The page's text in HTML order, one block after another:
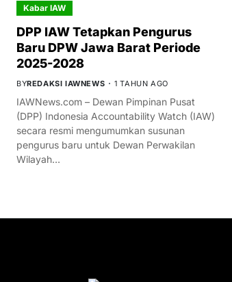
Kabar IAW
DPP IAW Tetapkan Pengurus
Baru DPW Jawa Barat Periode
2025-2028
BYREDAKSI IAWNEWS 1 TAHUN AGO
IAWNews.com – Dewan Pimpinan Pusat
(DPP) Indonesia Accountability Watch (IAW)
secara resmi mengumumkan susunan
pengurus baru untuk Dewan Perwakilan
Wilayah…